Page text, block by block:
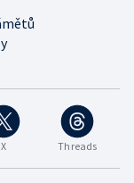
X Threads